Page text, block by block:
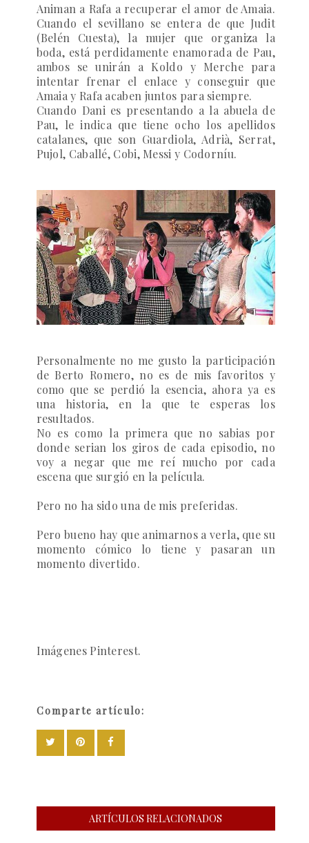
Animan a Rafa a recuperar el amor de Amaia.
Cuando el sevillano se entera de que Judit
(Belén Cuesta), la mujer que organiza la
boda, está perdidamente enamorada de Pau,
ambos se unirán a Koldo y Merche para
intentar frenar el enlace y conseguir que
Amaia y Rafa acaben juntos para siempre.
Cuando Dani es presentando a la abuela de
Pau, le indica que tiene ocho los apellidos
catalanes, que son Guardiola, Adrià, Serrat,
Pujol, Caballé, Cobi, Messi y Codorníu.
Personalmente no me gusto la participación
de Berto Romero, no es de mis favoritos y
como que se perdió la esencia, ahora ya es
una historia, en la que te esperas los
resultados.
No es como la primera que no sabias por
donde serian los giros de cada episodio, no
voy a negar que me reí mucho por cada
escena que surgió en la película.
Pero no ha sido una de mis preferidas.
Pero bueno hay que animarnos a verla, que su
momento cómico lo tiene y pasaran un
momento divertido.
Imágenes Pinterest.
Comparte artículo:
ARTÍCULOS RELACIONADOS